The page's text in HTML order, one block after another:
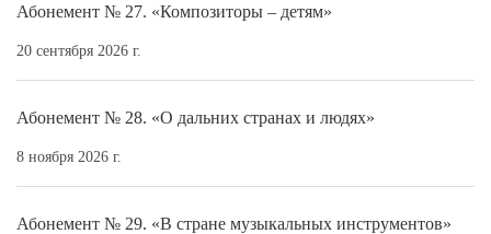
Абонемент № 27. «Композиторы – детям»
20 сентября 2026 г.
Абонемент № 28. «О дальних странах и людях»
8 ноября 2026 г.
Абонемент № 29. «В стране музыкальных инструментов»